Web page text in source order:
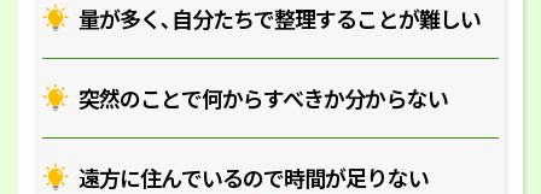
量が多く､自分たちで整理することが難しい
突然のことで何からすべきか分からない
遠方に住んでいるので時間が足りない